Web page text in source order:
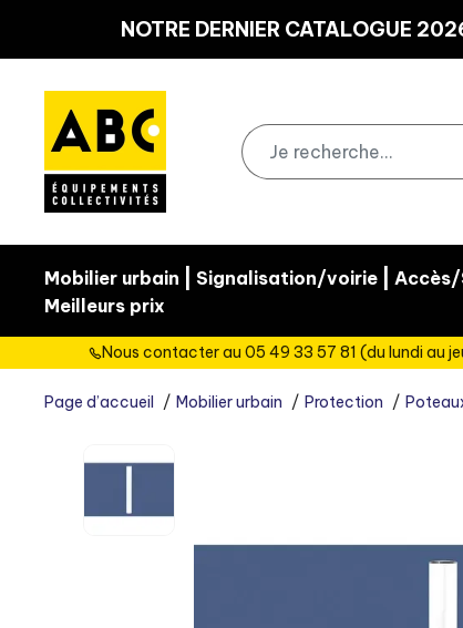
NOTRE DERNIER CATALOGUE
Mobilier urbain Signalisation/voirie
Meilleurs prix
Nous contacter au 05 49 33 57 81 (du lundi au
Page d’accueil Mobilier urbain Protection